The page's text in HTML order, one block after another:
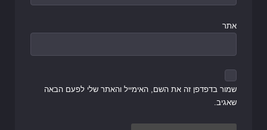
אתר
שמור בדפדפן זה את השם, האימייל והאתר שלי לפעם הבאה
שאגיב.